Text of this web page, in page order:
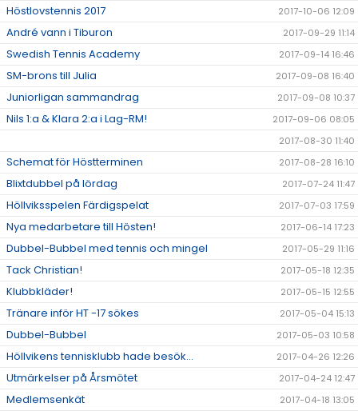
Höstlovstennis 2017 2017-10-06 12:09
André vann i Tiburon 2017-09-29 11:14
Swedish Tennis Academy 2017-09-14 16:46
SM-brons till Julia 2017-09-08 16:40
Juniorligan sammandrag 2017-09-08 10:37
Nils 1:a & Klara 2:a i Lag-RM!
2017-09-06 08:05
2017-08-30 11:40
Schemat för Höstterminen 2017-08-28 16:10
Blixtdubbel på lördag 2017-07-24 11:47
Höllviksspelen Färdigspelat 2017-07-03 17:59
Nya medarbetare till Hösten! 2017-06-14 17:23
Dubbel-Bubbel med tennis och mingel 2017-05-29 11:16
Tack Christian! 2017-05-18 12:35
Klubbkläder! 2017-05-15 12:55
Tränare inför HT -17 sökes 2017-05-04 15:13
Dubbel-Bubbel 2017-05-03 10:58
Höllvikens tennisklubb hade besök... 2017-04-26 12:26
Utmärkelser på Årsmötet 2017-04-24 12:47
Medlemsenkät 2017-04-18 13:05